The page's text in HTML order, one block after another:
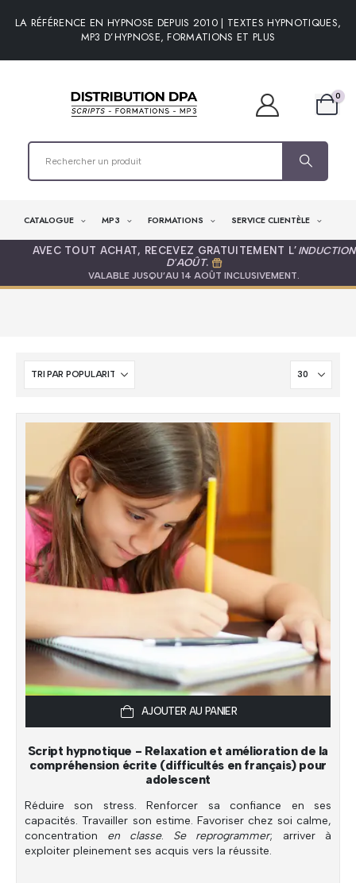
LA RÉFÉRENCE EN HYPNOSE DEPUIS 2010 | TEXTES HYPNOTIQUES,
MP3 D’HYPNOSE, FORMATIONS ET PLUS
0
CATALOGUE MP3 FORMATIONS SERVICE CLIENTÈLE
AVEC TOUT ACHAT, RECEVEZ GRATUITEMENT L’ INDUCTION
D'AOÛT.
VALABLE JUSQU’AU 14 AOÛT INCLUSIVEMENT.
AJOUTER AU PANIER
Script hypnotique - Relaxation et amélioration de la
compréhension écrite (difficultés en français) pour
adolescent
Réduire son stress. Renforcer sa confiance en ses
capacités. Travailler son estime. Favoriser chez soi calme,
concentration en classe. Se reprogrammer; arriver à
exploiter pleinement ses acquis vers la réussite.